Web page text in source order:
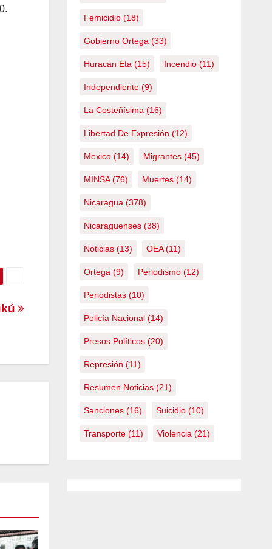
Femicidio(18)
Gobierno Ortega (33)
Huracán Eta (15) Incendio(11)
Independiente(9)
La Costeñísima (16)
Libertad De Expresión (12)
Mexico(14) Migrantes(45)
MINSA(76) Muertes(14)
Nicaragua (378)
Nicaraguenses(38)
Noticias(13) OEA(11)
Ortega (9) Periodismo(12)
Periodistas(10)
Policía Nacional(14)
Presos Políticos(20)
Represión (11)
Resumen Noticias(21)
Sanciones(16) Suicidio(10)
Transporte(11) Violencia (21)